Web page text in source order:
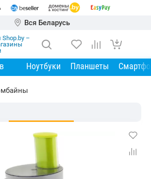
Вся Беларусь
Ноутбуки Планшеты